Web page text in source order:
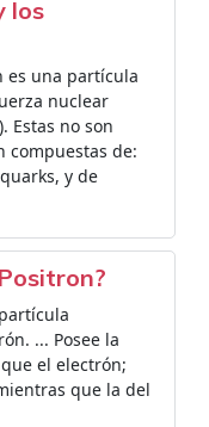
los
es una partícula
nuclear
Estas no son
compuestas de:
y de
... Posee la
el electrón;
que la del